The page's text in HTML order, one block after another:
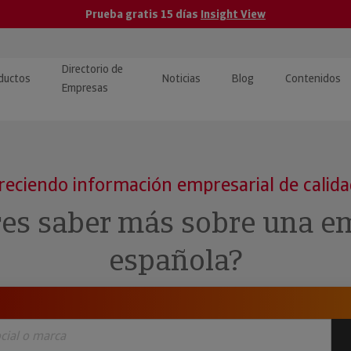
Prueba gratis 15 días Insight View
y ERP
· Recuperación de
Directorio de
Empresas
Noticias Blog Contenidos
Pública
Investigada
información empresarial de
saber más sobre una
española?